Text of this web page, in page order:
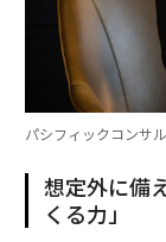
パシフィックコンサ
想定外に備
くる力」